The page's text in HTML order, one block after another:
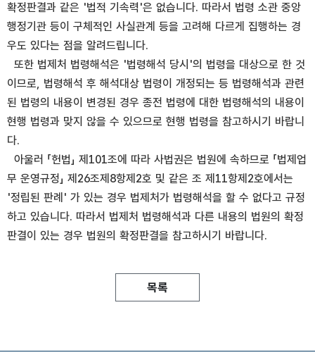
확정판결과 같은 '법적 기속력'은 없습니다. 따라서 법령 소관 중앙
행정기관 등이 구체적인 사실관계 등을 고려해 다르게 집행하는 경
우도 있다는 점을 알려드립니다.
또한 법제처 법령해석은 '법령해석 당시'의 법령을 대상으로 한 것
이므로, 법령해석 후 해석대상 법령이 개정되는 등 법령해석과 관련
된 법령의 내용이 변경된 경우 종전 법령에 대한 법령해석의 내용이
현행 법령과 맞지 않을 수 있으므로 현행 법령을 참고하시기 바랍니
다.
아울러 「헌법」 제101조에 따라 사법권은 법원에 속하므로 「법제업
무 운영규정」 제26조제8항제2호 및 같은 조 제11항제2호에서는
'정립된 판례' 가 있는 경우 법제처가 법령해석을 할 수 없다고 규정
하고 있습니다. 따라서 법제처 법령해석과 다른 내용의 법원의 확정
판결이 있는 경우 법원의 확정판결을 참고하시기 바랍니다.
목록